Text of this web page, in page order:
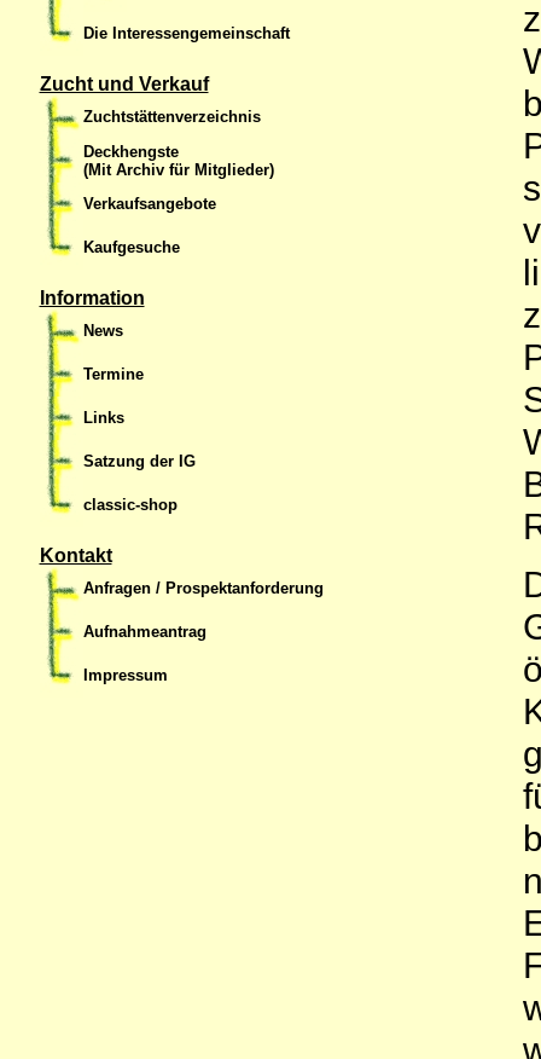
Die Interessengemeinschaft
Zucht und Verkauf
Zuchtstättenverzeichnis
Deckhengste
(Mit Archiv für Mitglieder)
Verkaufsangebote
Kaufgesuche
Information
News
Termine
Links
Satzung der IG
classic-shop
Kontakt
Anfragen / Prospektanforderung
Aufnahmeantrag
Impressum